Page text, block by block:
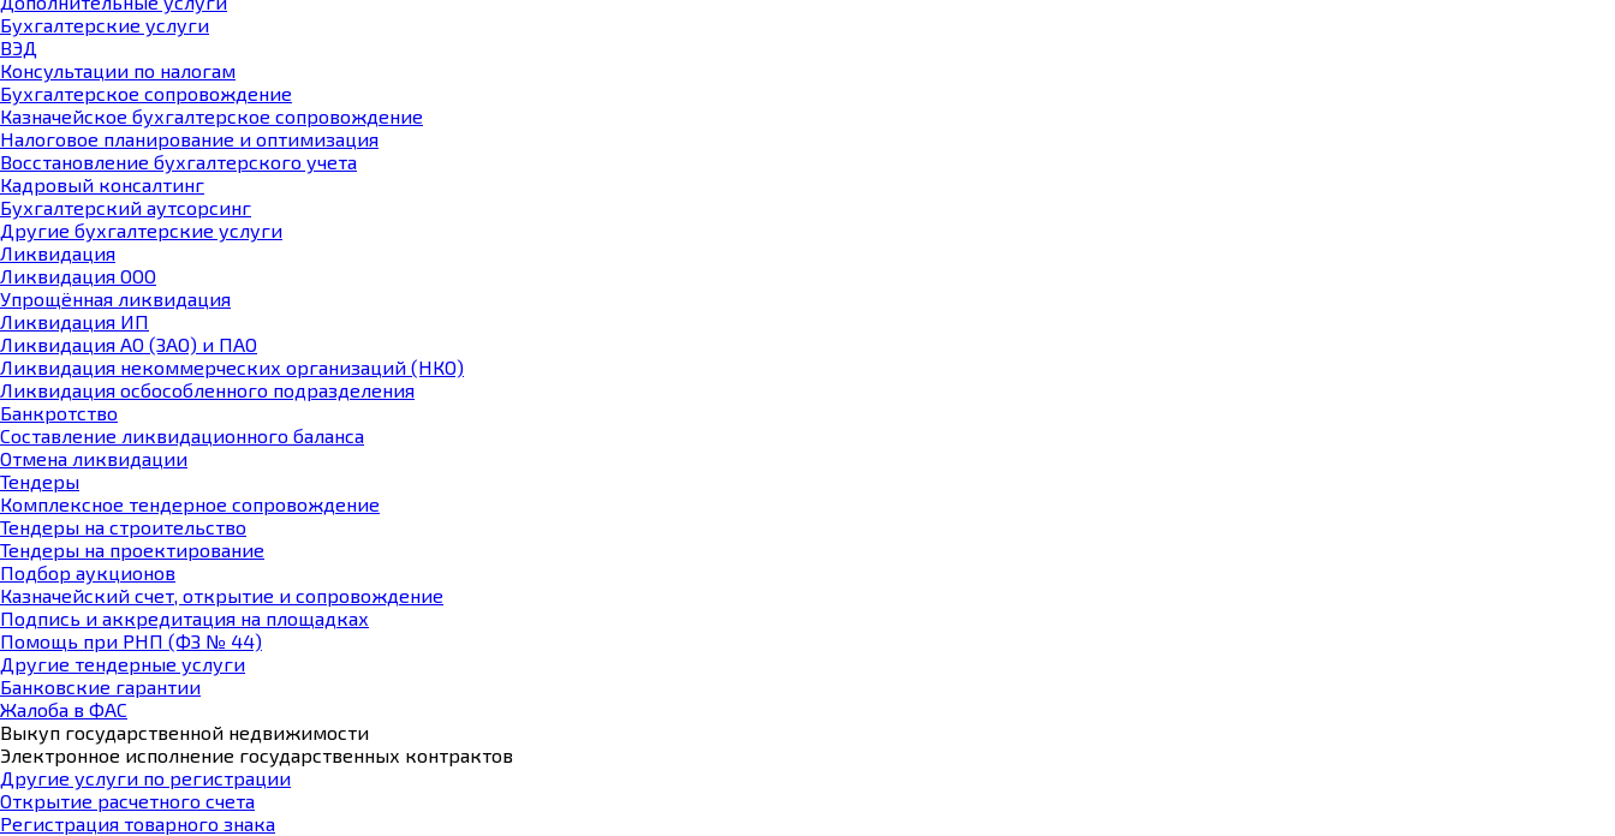
Бухгалтерские услуги
ВЭД
Консультации по налогам
Бухгалтерское cопровождение
Казначейское бухгалтерское сопровождение
Налоговое планирование и оптимизация
Восстановление бухгалтерского учета
Кадровый консалтинг
Бухгалтерский аутсорсинг
Другие бухгалтерские услуги
Ликвидация
Ликвидация ООО
Упрощённая ликвидация
Ликвидация ИП
Ликвидация АО (ЗАО) и ПАО
Ликвидация некоммерческих организаций (НКО)
Ликвидация осбособленного подразделения
Банкротство
Составление ликвидационного баланса
Отмена ликвидации
Тендеры
Комплексное тендерное сопровождение
Тендеры на строительство
Тендеры на проектирование
Подбор аукционов
Казначейский счет, открытие и сопровождение
Подпись и аккредитация на площадках
Помощь при РНП (ФЗ № 44)
Другие тендерные услуги
Банковские гарантии
Жалоба в ФАС
Выкуп государственной недвижимости
Электронное исполнение государственных контрактов
Другие услуги по регистрации
Открытие расчетного счета
Регистрация товарного знака